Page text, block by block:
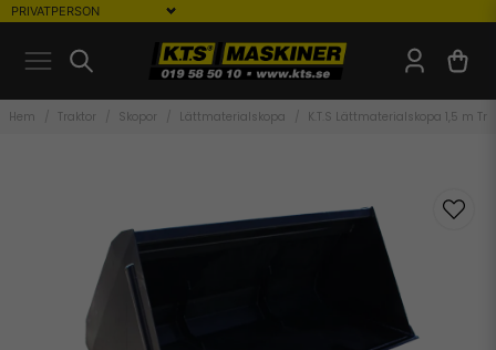
Hem Traktor Skopor Lättmaterialskopa K.T.S Lättmaterialskopa 1,5 m